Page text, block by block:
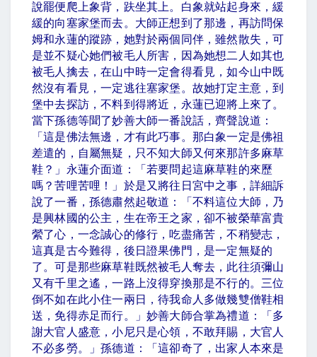
說罷便爬上象背，趺坐其上。白象就站起身來，緩
緩的向塞家堡而去。大師正想到了那邊，再訪問保
姆和永蓮的蹤跡，她對於兩個同伴，雖然散失，可
是並不疑心她們被毛人所害，因為她想二人如其也
被毛人擒去，在山中時一定會得看見，如今山中既
然沒有看見，一定逃往塞家堡。故她打定主意，到
堡中去探訪，不料到得將近，永蓮已迎將上來了。
當下孫德等聞了妙善大師一番說話，齊聲說道：
「這是佛法無邊，才有此巧事。那白象一定是佛祖
差遣的，自屬無疑，只不知大師又何來那許多麻草
鞋？」永蓮介面道：「若要問起這麻草鞋的來歷
嗎？苦哩苦哩！」於是又將往日宮中之事，詳細訴
說了一番，孫德肅然起敬道：「不料這位大師，乃
是興林國的公主，生在帝王之家，卻不被榮華富貴
縈了心，一念誠心的修行，吃盡痛苦，不稍變志，
這真是古今難得，後日證果佛門，是一定無疑的
了。可是那些麻草鞋既然被毛人奪去，此往須彌山
又有千里之遙，一路上沒得穿換那是不行的。三位
倒不如在此小住一兩日，待我命人多做幾雙僧鞋相
送，免得赤足而行。」妙善大師合掌為禮道：「多
謝大官人盛意，小尼只是心領，不敢拜賜，大官人
不必多勞。」孫德道：「這卻奇了，出家人本來是